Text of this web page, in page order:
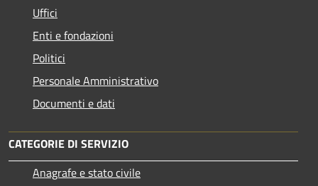
Uffici
Enti e fondazioni
Politici
Personale Amministrativo
Documenti e dati
CATEGORIE DI SERVIZIO
Anagrafe e stato civile